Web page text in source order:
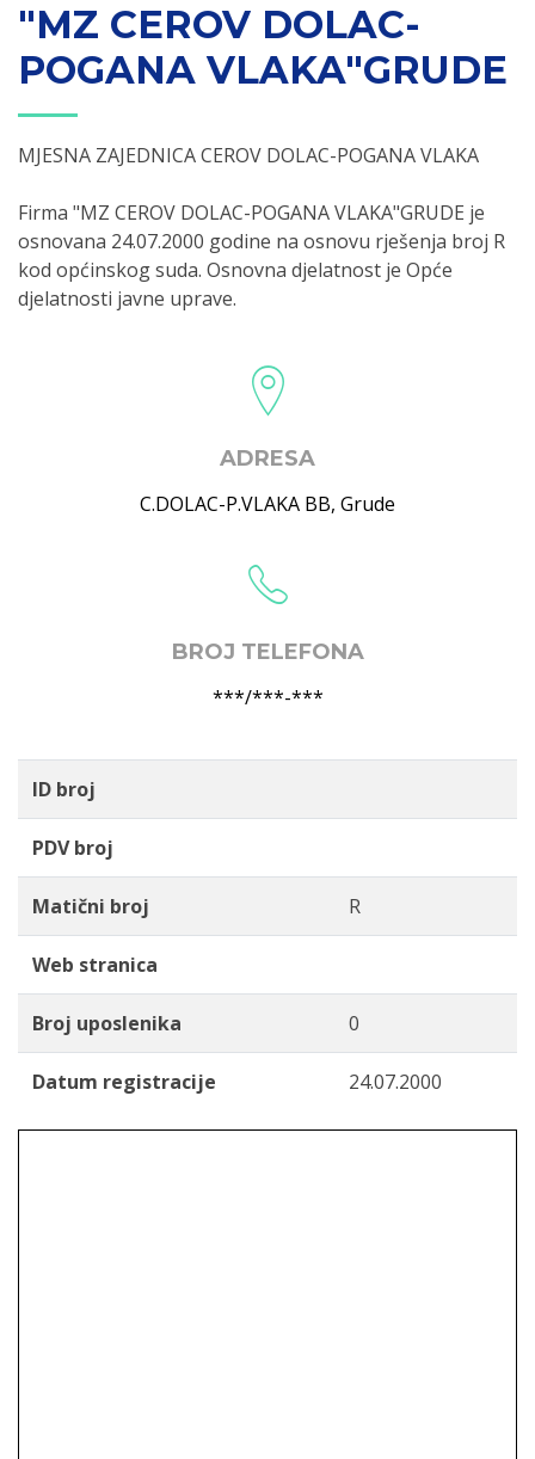
"MZ CEROV DOLAC-
POGANA VLAKA"GRUDE
MJESNA ZAJEDNICA CEROV DOLAC-POGANA VLAKA
Firma "MZ CEROV DOLAC-POGANA VLAKA"GRUDE je
osnovana 24.07.2000 godine na osnovu rješenja broj R
kod općinskog suda. Osnovna djelatnost je Opće
djelatnosti javne uprave.
ADRESA
C.DOLAC-P.VLAKA BB, Grude
BROJ TELEFONA
***/***-***
ID broj
PDV broj
Matični broj R
Web stranica
Broj uposlenika 0
Datum registracije 24.07.2000